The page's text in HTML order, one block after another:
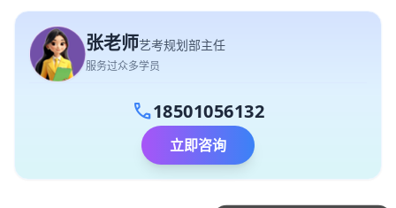
张老师艺考规划部主任
服务过众多学员
call18501056132
立即咨询